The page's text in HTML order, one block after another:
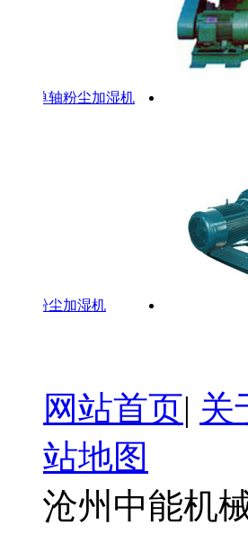
单轴粉尘加湿机
粉尘加湿机
网站首页| 关
站地图
沧州中能机